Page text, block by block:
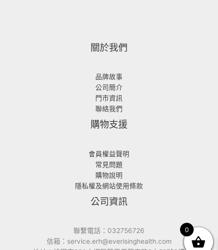
關於我們
品牌故事
公司簡介
門市資訊
聯絡我們
購物支援
會員權益聲明
常見問題
購物說明
隱私權及網站使用條款
公司資訊
聯繫電話：032756726
信箱：service.erh@everisinghealth.com
0